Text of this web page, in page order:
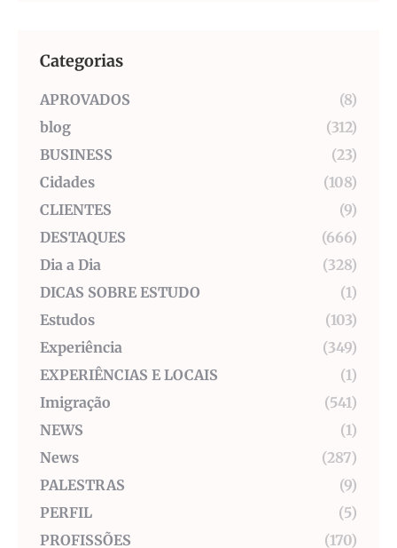
Categorias
APROVADOS
(8)
blog
(312)
BUSINESS
(23)
Cidades
(108)
CLIENTES
(9)
DESTAQUES
(666)
Dia a Dia
(328)
DICAS SOBRE ESTUDO
(1)
Estudos
(103)
Experiência
(349)
EXPERIÊNCIAS E LOCAIS
(1)
Imigração
(541)
NEWS
(1)
News
(287)
PALESTRAS
(9)
PERFIL
(5)
PROFISSÕES
(170)